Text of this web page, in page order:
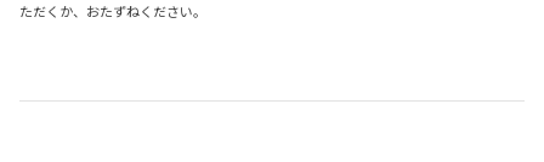
ただくか、おたずねください。